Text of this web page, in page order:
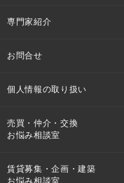
専門家紹介
お問合せ
個人情報の取り扱い
売買・仲介・交換
お悩み相談室
賃貸募集・企画・建築
お悩み相談室